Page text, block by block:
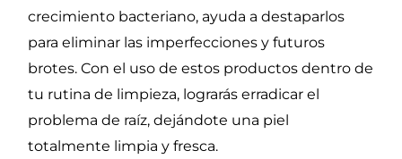
crecimiento bacteriano, ayuda a destaparlos
para eliminar las imperfecciones y futuros
brotes. Con el uso de estos productos dentro de
tu rutina de limpieza, lograrás erradicar el
problema de raíz, dejándote una piel
totalmente limpia y fresca.